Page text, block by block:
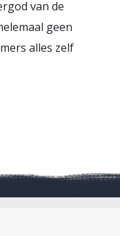
van de
geen
alles zelf